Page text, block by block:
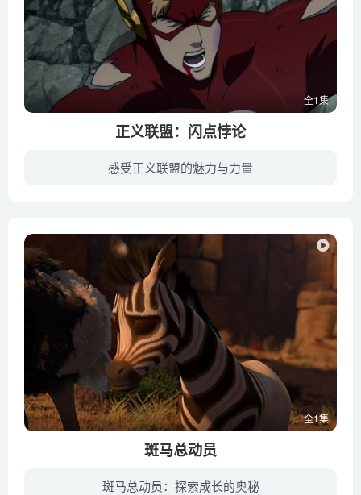
全1集
正义联盟：闪点悖论
感受正义联盟的魅力与力量
全1集
斑马总动员
斑马总动员：探索成长的奥秘